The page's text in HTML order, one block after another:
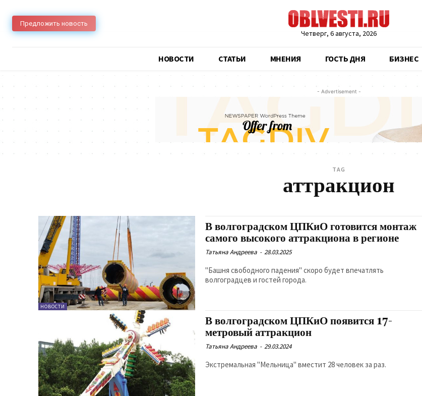
Предложить новость
Четверг, 6 августа, 2026
НОВОСТИ CТАТЬИ МНЕНИЯ ГОСТЬ ДНЯ БИЗНЕС
- Advertisement -
TAG
аттракцион
НОВОСТИ
В волгоградском ЦПКиО готовится монтаж
самого высокого аттракциона в регионе
Татьяна Андреева - 28.03.2025
"Башня свободного падения" скоро будет впечатлять
волгоградцев и гостей города.
В волгоградском ЦПКиО появится 17-
метровый аттракцион
Татьяна Андреева - 29.03.2024
Экстремальная "Мельница" вместит 28 человек за раз.